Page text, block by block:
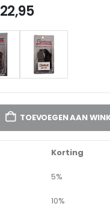
22,95
TOEVOEGEN AAN
Korting
5%
10%